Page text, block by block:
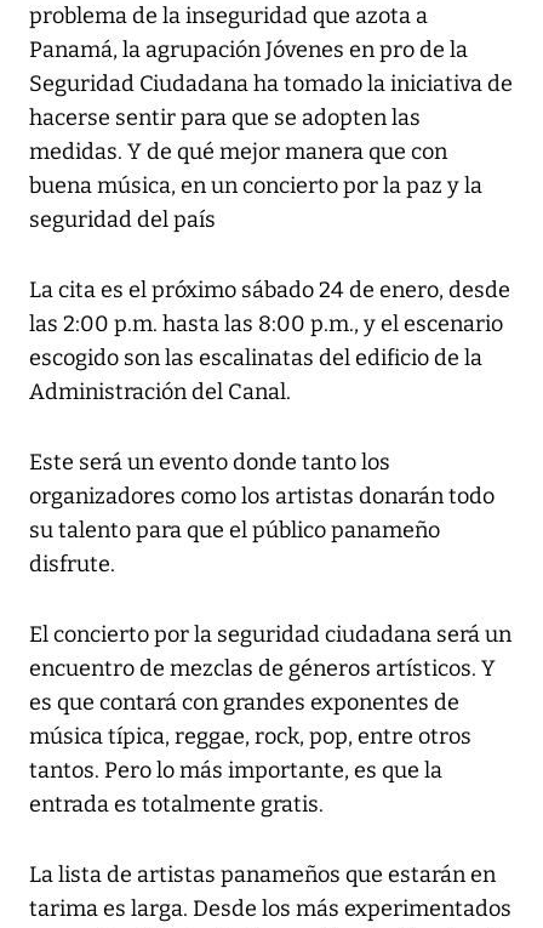
problema de la inseguridad que azota a
Panamá, la agrupación Jóvenes en pro de la
Seguridad Ciudadana ha tomado la iniciativa de
hacerse sentir para que se adopten las
medidas. Y de qué mejor manera que con
buena música, en un concierto por la paz y la
seguridad del país
La cita es el próximo sábado 24 de enero, desde
las 2:00 p.m. hasta las 8:00 p.m., y el escenario
escogido son las escalinatas del edificio de la
Administración del Canal.
Este será un evento donde tanto los
organizadores como los artistas donarán todo
su talento para que el público panameño
disfrute.
El concierto por la seguridad ciudadana será un
encuentro de mezclas de géneros artísticos. Y
es que contará con grandes exponentes de
música típica, reggae, rock, pop, entre otros
tantos. Pero lo más importante, es que la
entrada es totalmente gratis.
La lista de artistas panameños que estarán en
tarima es larga. Desde los más experimentados